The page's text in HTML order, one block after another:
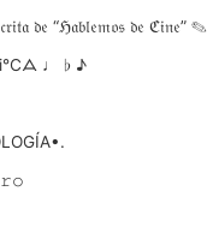
𝔡𝔢 “ℌ𝔞𝔟𝔩𝔢𝔪𝔬𝔰 𝔡𝔢 ℭ𝔦𝔫𝔢” ✎
♩ ♭ ♪